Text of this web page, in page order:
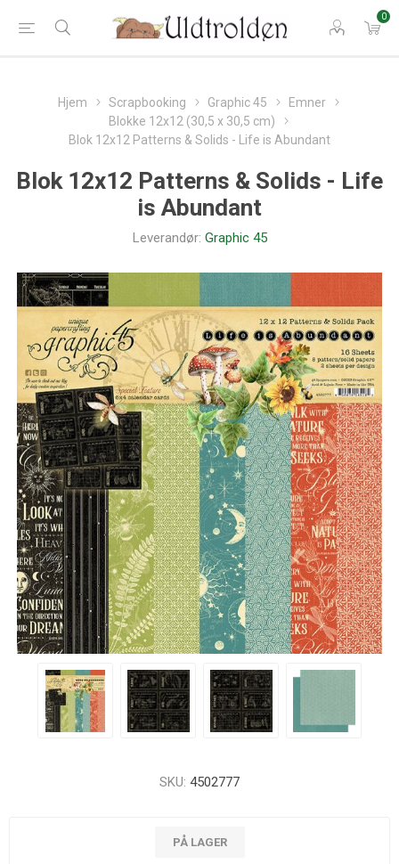
0
Hjem Scrapbooking Graphic 45
Emner
Blokke 12x12 (30,5 x 30,5 cm)
Blok 12x12 Patterns & Solids - Life is Abundant
Blok 12x12 Patterns & Solids - Life
is Abundant
Leverandør: Graphic 45
SKU: 4502777
PÅ LAGER